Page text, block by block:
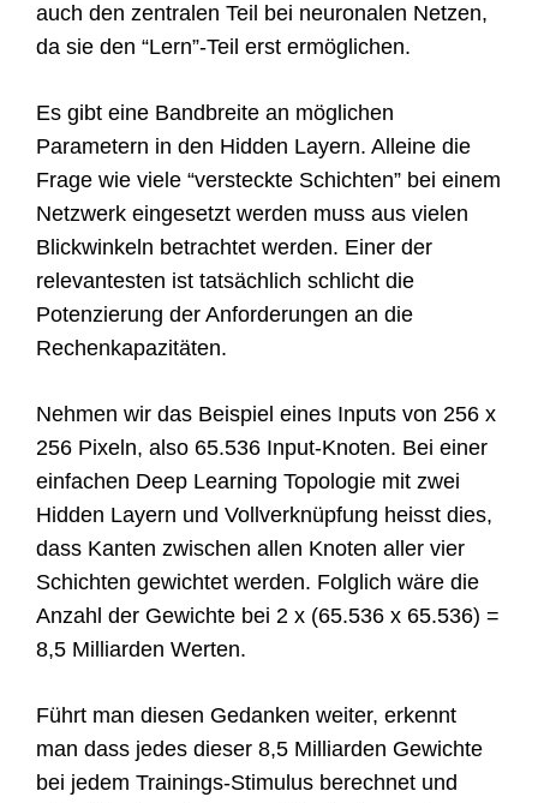
auch den zentralen Teil bei neuronalen Netzen,
da sie den “Lern”-Teil erst ermöglichen.
Es gibt eine Bandbreite an möglichen
Parametern in den Hidden Layern. Alleine die
Frage wie viele “versteckte Schichten” bei einem
Netzwerk eingesetzt werden muss aus vielen
Blickwinkeln betrachtet werden. Einer der
relevantesten ist tatsächlich schlicht die
Potenzierung der Anforderungen an die
Rechenkapazitäten.
Nehmen wir das Beispiel eines Inputs von 256 x
256 Pixeln, also 65.536 Input-Knoten. Bei einer
einfachen Deep Learning Topologie mit zwei
Hidden Layern und Vollverknüpfung heisst dies,
dass Kanten zwischen allen Knoten aller vier
Schichten gewichtet werden. Folglich wäre die
Anzahl der Gewichte bei 2 x (65.536 x 65.536) =
8,5 Milliarden Werten.
Führt man diesen Gedanken weiter, erkennt
man dass jedes dieser 8,5 Milliarden Gewichte
bei jedem Trainings-Stimulus berechnet und